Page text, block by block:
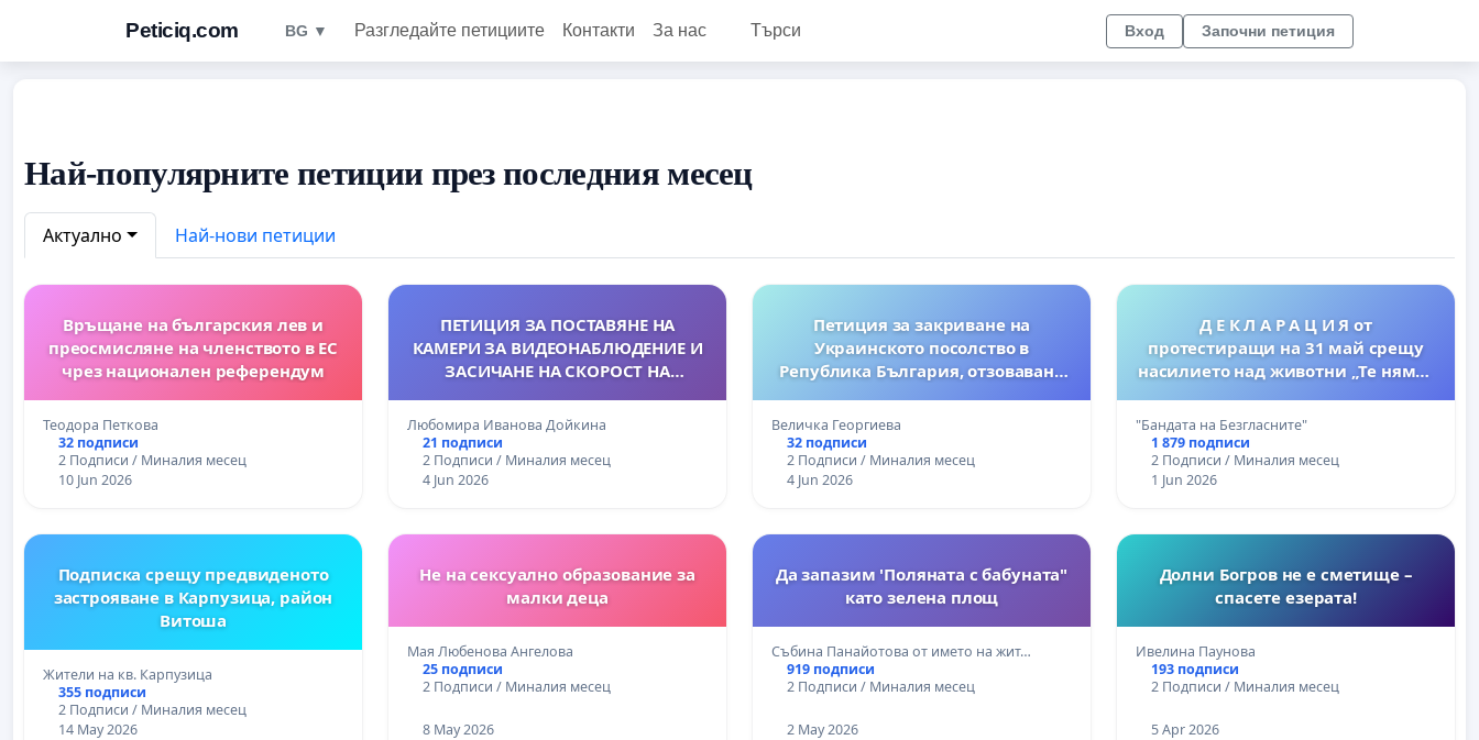
Peticiq.com BG ▼ Разгледайте петициите Контакти За нас Търси Вход Започни петиция
Най-популярните петиции през последния месец
Актуално Най-нови петиции
Връщане на българския лев и
преосмисляне на членството в ЕС
чрез национален референдум
Теодора Петкова
32 подписи
2 Подписи / Миналия месец
10 Jun 2026
ПЕТИЦИЯ ЗА ПОСТАВЯНЕ НА
КАМЕРИ ЗА ВИДЕОНАБЛЮДЕНИЕ И
ЗАСИЧАНЕ НА СКОРОСТ НА
Любомира Иванова Дойкина
21 подписи
2 Подписи / Миналия месец
4 Jun 2026
Петиция за закриване на
Украинското посолство в
Република България, отзоваване
Олеся Илашчук и премахване на
украински знамена.
Величка Георгиева
32 подписи
2 Подписи / Миналия месец
4 Jun 2026
Д Е К Л А Р А Ц И Я от
протестиращи на 31 май срещу
насилието над животни „Те нямат
Безгласните“
"Бандата на Безгласните"
1 879 подписи
2 Подписи / Миналия месец
1 Jun 2026
Подписка срещу предвиденото
застрояване в Карпузица, район
Витоша
Жители на кв. Карпузица
355 подписи
2 Подписи / Миналия месец
14 May 2026
Не на сексуално образование за
малки деца
Мая Любенова Ангелова
25 подписи
2 Подписи / Миналия месец
8 May 2026
Да запазим 'Поляната с бабуната"
като зелена площ
Събина Панайотова от името на жит…
919 подписи
2 Подписи / Миналия месец
2 May 2026
Долни Богров не е сметище –
спасете езерата!
Ивелина Паунова
193 подписи
2 Подписи / Миналия месец
5 Apr 2026